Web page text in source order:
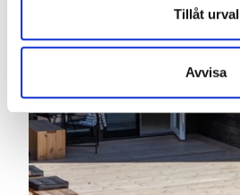
Tillåt urval
Avvisa